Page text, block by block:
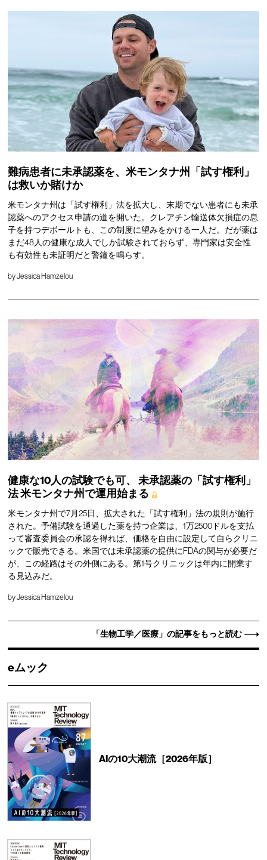
難病患者に未承認薬を、米モンタナ州「試す権利」
は救いか賭けか
米モンタナ州は「試す権利」法を拡大し、末期でない患者にも未承
認薬へのアクセス申請の道を開いた。クレアチン輸送体欠損症の息
子を持つデボールトも、この制度に望みをかける一人だ。だが薬は
まだ48人の健康な成人でしか試験されておらず、専門家は安全性
も有効性も未証明だと警鐘を鳴らす。
byJessica Hamzelou
健康な10人の試験でも可、
未承認薬の「試す権利」
法米モンタナ州で運用始まる
米モンタナ州で7月25日、拡大された「試す権利」法の規則が施行
された。予備試験を通過した薬を持つ企業は、1万2500ドルを支払
って審査委員会の承認を得れば、価格を自由に設定して自らクリニ
ックで販売できる。米国では未承認薬の提供にFDAの関与が必要だ
が、この経路はその外側にある。第1号クリニックは年内に開業す
る見込みだ。
byJessica Hamzelou
「生物工学／医療」の記事をもっと読む
eムック
AIの10大潮流［2026年版］